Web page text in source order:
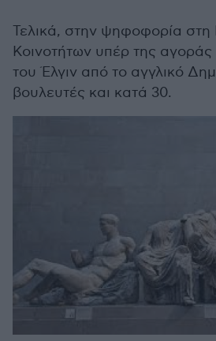
Τελικά, στην ψηφοφορία στη
Κοινοτήτων υπέρ της αγοράς
του Έλγιν από το αγγλικό
βουλευτές και κατά 30.